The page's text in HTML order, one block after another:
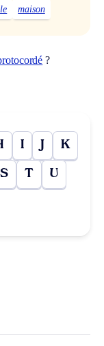
maison
?
I J K
S T U